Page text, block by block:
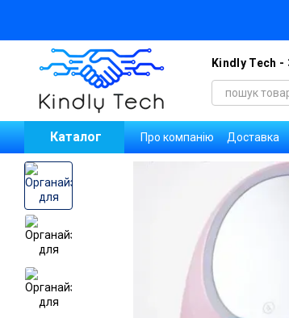
Kindly Tech
Каталог Про компанію Доставка
Блог
Договір
Вакансії